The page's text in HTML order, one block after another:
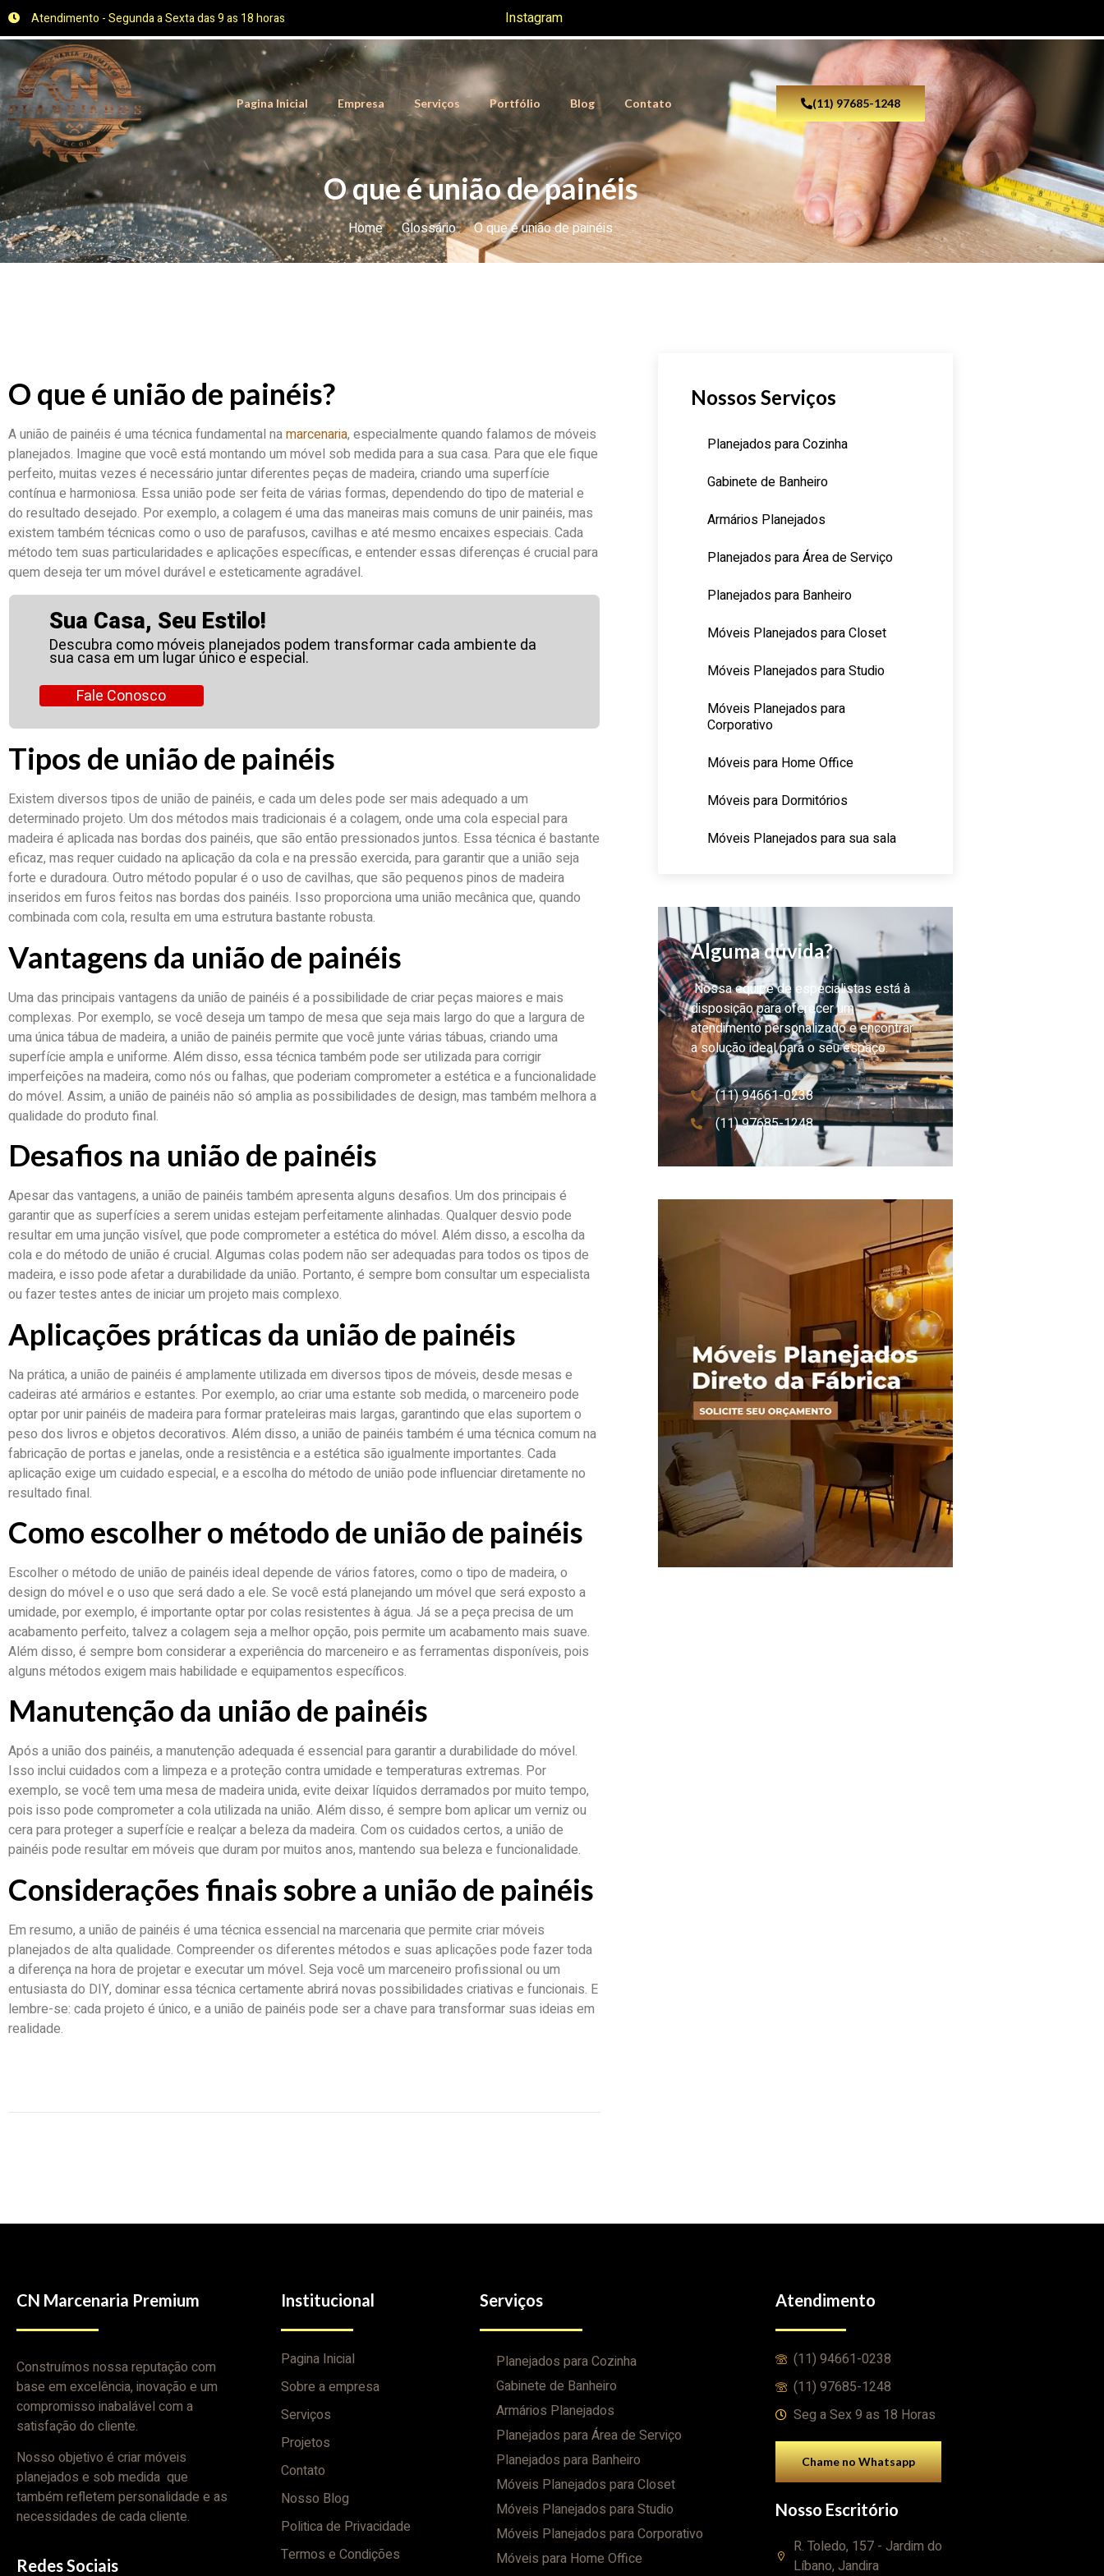
Atendimento - Segunda a Sexta das 9 as 18 horas Instagram
Pagina Inicial Empresa Serviços Portfólio Blog Contato (11) 97685-1248
O que é união de painéis
Home Glossário O que é união de painéis
O que é união de painéis?
A união de painéis é uma técnica fundamental namarcenaria, especialmente quando falamos de móveis
planejados. Imagine que você está montando um móvel sob medida para a sua casa. Para que ele fique
perfeito, muitas vezes é necessário juntar diferentes peças de madeira, criando uma superfície
contínua e harmoniosa. Essa união pode ser feita de várias formas, dependendo do tipo de material e
do resultado desejado. Por exemplo, a colagem é uma das maneiras mais comuns de unir painéis, mas
existem também técnicas como o uso de parafusos, cavilhas e até mesmo encaixes especiais. Cada
método tem suas particularidades e aplicações específicas, e entender essas diferenças é crucial para
quem deseja ter um móvel durável e esteticamente agradável.
Sua Casa, Seu Estilo!
Descubra como móveis planejados podem transformar cada ambiente da
sua casa em um lugar único e especial.
Fale Conosco
Tipos de união de painéis
Existem diversos tipos de união de painéis, e cada um deles pode ser mais adequado a um
determinado projeto. Um dos métodos mais tradicionais é a colagem, onde uma cola especial para
madeira é aplicada nas bordas dos painéis, que são então pressionados juntos. Essa técnica é bastante
eficaz, mas requer cuidado na aplicação da cola e na pressão exercida, para garantir que a união seja
forte e duradoura. Outro método popular é o uso de cavilhas, que são pequenos pinos de madeira
inseridos em furos feitos nas bordas dos painéis. Isso proporciona uma união mecânica que, quando
combinada com cola, resulta em uma estrutura bastante robusta.
Vantagens da união de painéis
Uma das principais vantagens da união de painéis é a possibilidade de criar peças maiores e mais
complexas. Por exemplo, se você deseja um tampo de mesa que seja mais largo do que a largura de
uma única tábua de madeira, a união de painéis permite que você junte várias tábuas, criando uma
superfície ampla e uniforme. Além disso, essa técnica também pode ser utilizada para corrigir
imperfeições na madeira, como nós ou falhas, que poderiam comprometer a estética e a funcionalidade
do móvel. Assim, a união de painéis não só amplia as possibilidades de design, mas também melhora a
qualidade do produto final.
Desafios na união de painéis
Apesar das vantagens, a união de painéis também apresenta alguns desafios. Um dos principais é
garantir que as superfícies a serem unidas estejam perfeitamente alinhadas. Qualquer desvio pode
resultar em uma junção visível, que pode comprometer a estética do móvel. Além disso, a escolha da
cola e do método de união é crucial. Algumas colas podem não ser adequadas para todos os tipos de
madeira, e isso pode afetar a durabilidade da união. Portanto, é sempre bom consultar um especialista
ou fazer testes antes de iniciar um projeto mais complexo.
Aplicações práticas da união de painéis
Na prática, a união de painéis é amplamente utilizada em diversos tipos de móveis, desde mesas e
cadeiras até armários e estantes. Por exemplo, ao criar uma estante sob medida, o marceneiro pode
optar por unir painéis de madeira para formar prateleiras mais largas, garantindo que elas suportem o
peso dos livros e objetos decorativos. Além disso, a união de painéis também é uma técnica comum na
fabricação de portas e janelas, onde a resistência e a estética são igualmente importantes. Cada
aplicação exige um cuidado especial, e a escolha do método de união pode influenciar diretamente no
resultado final.
Como escolher o método de união de painéis
Escolher o método de união de painéis ideal depende de vários fatores, como o tipo de madeira, o
design do móvel e o uso que será dado a ele. Se você está planejando um móvel que será exposto a
umidade, por exemplo, é importante optar por colas resistentes à água. Já se a peça precisa de um
acabamento perfeito, talvez a colagem seja a melhor opção, pois permite um acabamento mais suave.
Além disso, é sempre bom considerar a experiência do marceneiro e as ferramentas disponíveis, pois
alguns métodos exigem mais habilidade e equipamentos específicos.
Manutenção da união de painéis
Após a união dos painéis, a manutenção adequada é essencial para garantir a durabilidade do móvel.
Isso inclui cuidados com a limpeza e a proteção contra umidade e temperaturas extremas. Por
exemplo, se você tem uma mesa de madeira unida, evite deixar líquidos derramados por muito tempo,
pois isso pode comprometer a cola utilizada na união. Além disso, é sempre bom aplicar um verniz ou
cera para proteger a superfície e realçar a beleza da madeira. Com os cuidados certos, a união de
painéis pode resultar em móveis que duram por muitos anos, mantendo sua beleza e funcionalidade.
Considerações finais sobre a união de painéis
Em resumo, a união de painéis é uma técnica essencial na marcenaria que permite criar móveis
planejados de alta qualidade. Compreender os diferentes métodos e suas aplicações pode fazer toda
a diferença na hora de projetar e executar um móvel. Seja você um marceneiro profissional ou um
entusiasta do DIY, dominar essa técnica certamente abrirá novas possibilidades criativas e funcionais. E
lembre-se: cada projeto é único, e a união de painéis pode ser a chave para transformar suas ideias em
realidade.
Nossos Serviços
Planejados para Cozinha
Gabinete de Banheiro
Armários Planejados
Planejados para Área de Serviço
Planejados para Banheiro
Móveis Planejados para Closet
Móveis Planejados para Studio
Móveis Planejados para
Corporativo
Móveis para Home Office
Móveis para Dormitórios
Móveis Planejados para sua sala
Alguma dúvida?
Nossa equipe de especialistas está à
disposição para oferecer um
atendimento personalizado e encontrar
a solução ideal para o seu espaço.
(11) 94661-0238
(11) 97685-1248
CN Marcenaria Premium
Construímos nossa reputação com
base em excelência, inovação e um
compromisso inabalável com a
satisfação do cliente.
Nosso objetivo é criar móveis
planejados e sob medida que
também refletem personalidade e as
necessidades de cada cliente.
Redes Sociais
Institucional
Pagina Inicial
Sobre a empresa
Serviços
Projetos
Contato
Nosso Blog
Politica de Privacidade
Termos e Condições
Serviços
Planejados para Cozinha
Gabinete de Banheiro
Armários Planejados
Planejados para Área de Serviço
Planejados para Banheiro
Móveis Planejados para Closet
Móveis Planejados para Studio
Móveis Planejados para Corporativo
Móveis para Home Office
Atendimento
(11) 94661-0238
(11) 97685-1248
Seg a Sex 9 as 18 Horas
Chame no Whatsapp
Nosso Escritório
R. Toledo, 157 - Jardim do
Líbano, Jandira